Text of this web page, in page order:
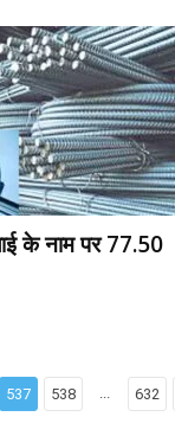
के नाम पर 77.50
537 538 ... 632